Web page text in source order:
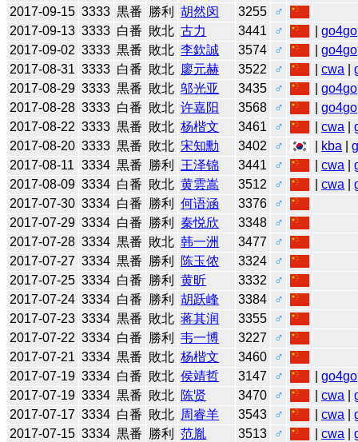
2017-09-15 3333 黒番 勝利 胡然闵 3255
♂
2017-09-13 3333 白番 敗北 古力 3441 ♂ |go4go
2017-09-02 3333 黒番 敗北 李欽誠 3574 ♂ |go4go
2017-08-31 3333 白番 敗北 廖元赫 3522 ♂ |cwa |
2017-08-29 3333 黒番 敗北 邬光亚 3435 ♂ |go4go
2017-08-28 3333 白番 敗北 许嘉阳 3568 ♂ |go4go
2017-08-22 3333 黒番 敗北 杨楷文 3461 ♂ |cwa |
2017-08-20 3333 黒番 敗北 宋知勳 3402 ♂ kba |
2017-08-11 3334 黒番 勝利 王泽锦 3441 ♂ |cwa |
2017-08-09 3334 白番 敗北 黄雲嵩 3512 ♂ |cwa |
2017-07-30 3334 白番 勝利 何语涵 3376
♂
2017-07-29 3334 白番 勝利 秦悦欣 3348
♂
2017-07-28 3334 黒番 敗北 韩一洲 3477
♂
2017-07-27 3334 黒番 勝利 陈玉侬 3324
♂
2017-07-25 3334 白番 勝利 黄昕 3332
♂
2017-07-24 3334 白番 勝利 胡跃峰 3384
♂
2017-07-23 3334 黒番 敗北 蒋其润 3355
♂
2017-07-22 3334 白番 勝利 韦一博 3227
♂
2017-07-21 3334 黒番 敗北 杨楷文 3460
♂
2017-07-19 3334 白番 敗北 侯靖哲 3147 ♂ |go4go
2017-07-19 3334 黒番 敗北 陈贤 3470 ♂ |cwa |
2017-07-17 3334 白番 敗北 周睿羊 3543 ♂ |cwa |
2017-07-15 3334 黒番 勝利 范胤 3513 ♂ |cwa |